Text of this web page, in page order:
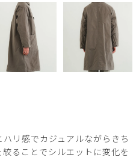
リ感でカジュアルながらきち
ることでシルエットに変化を